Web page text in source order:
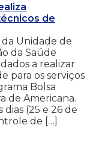
de
Unidade de
da Saúde
a realizar
para os serviços
Bolsa
de Americana.
(25 e 26 de
de […]